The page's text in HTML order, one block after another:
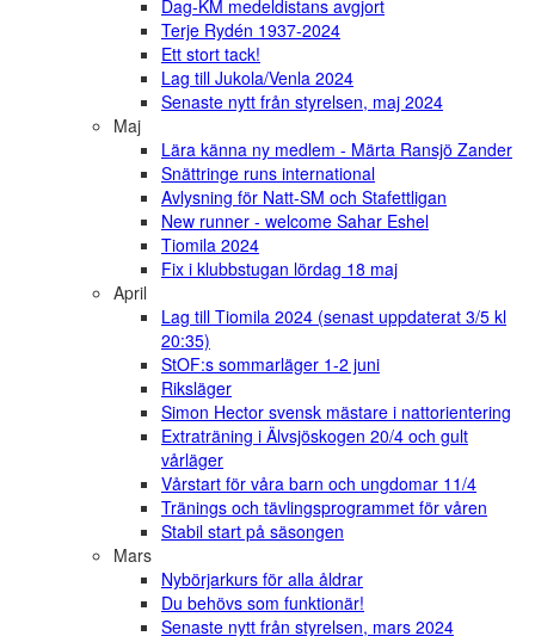
Dag-KM medeldistans avgjort
Terje Rydén 1937-2024
Ett stort tack!
Lag till Jukola/Venla 2024
Senaste nytt från styrelsen, maj 2024
Maj
Lära känna ny medlem - Märta Ransjö Zander
Snättringe runs international
Avlysning för Natt-SM och Stafettligan
New runner - welcome Sahar Eshel
Tiomila 2024
Fix i klubbstugan lördag 18 maj
April
Lag till Tiomila 2024 (senast uppdaterat 3/5 kl
20:35)
StOF:s sommarläger 1-2 juni
Riksläger
Simon Hector svensk mästare i nattorientering
Extraträning i Älvsjöskogen 20/4 och gult
vårläger
Vårstart för våra barn och ungdomar 11/4
Tränings och tävlingsprogrammet för våren
Stabil start på säsongen
Mars
Nybörjarkurs för alla åldrar
Du behövs som funktionär!
Senaste nytt från styrelsen, mars 2024